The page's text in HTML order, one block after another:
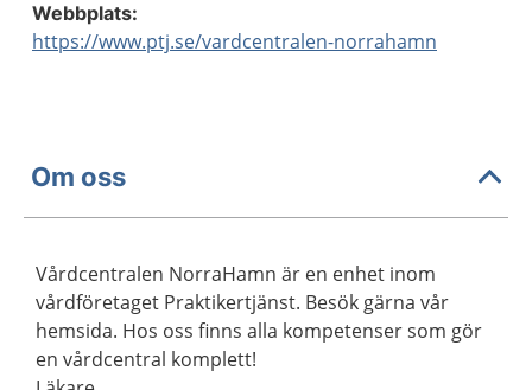
Webbplats:
https://www.ptj.se/vardcentralen-norrahamn
Om oss
Vårdcentralen NorraHamn är en enhet inom
vårdföretaget Praktikertjänst. Besök gärna vår
hemsida. Hos oss finns alla kompetenser som gör
en vårdcentral komplett!